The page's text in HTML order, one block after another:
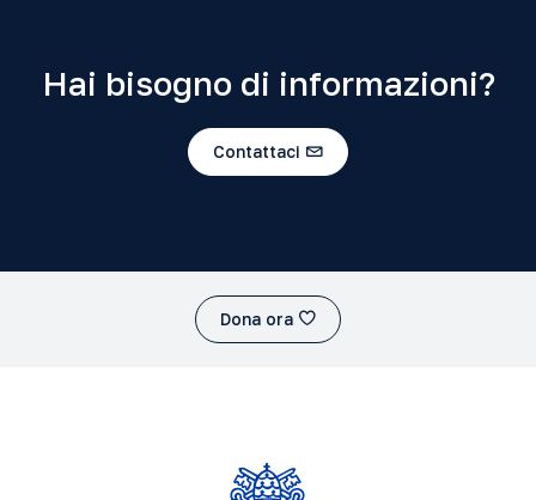
Hai bisogno di informazioni?
Contattaci
Dona ora